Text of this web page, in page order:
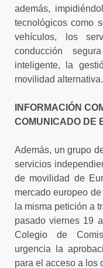
además,
tecnológicos como
vehículos, los
conducción
inteligente, la
movilidad alternativa.
INFORMACIÓN
COMUNICADO DE
Además, un grupo
servicios
de movilidad de
mercado europeo
la misma petición a
pasado viernes 19
Colegio de
urgencia la
para el acceso a los